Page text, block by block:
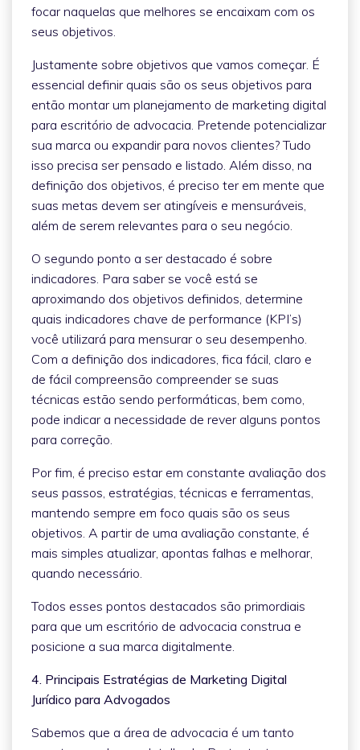
focar naquelas que melhores se encaixam com os
seus objetivos.
Justamente sobre objetivos que vamos começar. É
essencial definir quais são os seus objetivos para
então montar um planejamento de marketing digital
para escritório de advocacia. Pretende potencializar
sua marca ou expandir para novos clientes? Tudo
isso precisa ser pensado e listado. Além disso, na
definição dos objetivos, é preciso ter em mente que
suas metas devem ser atingíveis e mensuráveis,
além de serem relevantes para o seu negócio.
O segundo ponto a ser destacado é sobre
indicadores. Para saber se você está se
aproximando dos objetivos definidos, determine
quais indicadores chave de performance (KPI’s)
você utilizará para mensurar o seu desempenho.
Com a definição dos indicadores, fica fácil, claro e
de fácil compreensão compreender se suas
técnicas estão sendo performáticas, bem como,
pode indicar a necessidade de rever alguns pontos
para correção.
Por fim, é preciso estar em constante avaliação dos
seus passos, estratégias, técnicas e ferramentas,
mantendo sempre em foco quais são os seus
objetivos. A partir de uma avaliação constante, é
mais simples atualizar, apontas falhas e melhorar,
quando necessário.
Todos esses pontos destacados são primordiais
para que um escritório de advocacia construa e
posicione a sua marca digitalmente.
4. Principais Estratégias de Marketing Digital
Jurídico para Advogados
Sabemos que a área de advocacia é um tanto